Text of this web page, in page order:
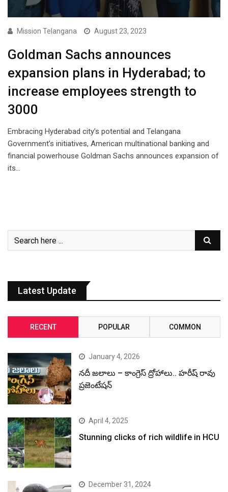
Mission Telangana August 23, 2023
Goldman Sachs announces
expansion plans in Hyderabad; to
increase employees strength to
3000
Embracing Hyderabad city’s potential and Telangana
Government’s initiatives, American multinational banking and
financial powerhouse Goldman Sachs announces expansion of
its…
Latest Update
RECENT POPULAR COMMON
January 4, 2026
నదీ జలాలు – కాంగ్రెస్ ద్రోహాలు.. హరీష్ రావు
ప్రజెంటేషన్
April 4, 2025
Stunning clicks of rich wildlife in HCU
December 31, 2024